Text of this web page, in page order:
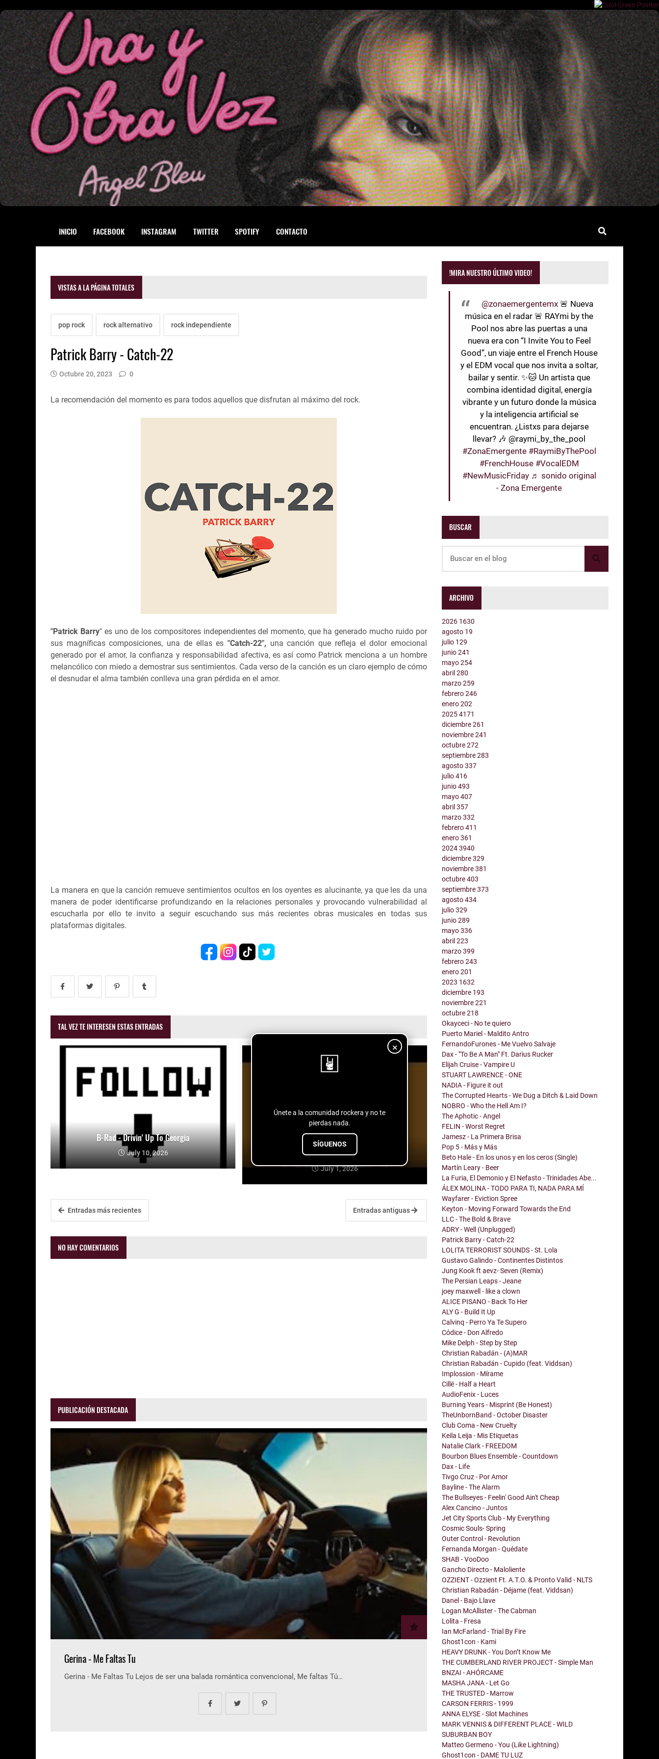
INICIO FACEBOOK INSTAGRAM TWITTER SPOTIFY CONTACTO
×
Únete a la comunidad rockera y no te
pierdas nada.
SÍGUENOS
VISTAS A LA PÁGINA TOTALES
pop rock rock alternativo rock independiente
Patrick Barry - Catch-22
Octubre 20, 2023 0
La recomendación del momento es para todos aquellos que disfrutan al máximo del rock.
"Patrick Barry" es uno de los compositores independientes del momento, que ha generado mucho ruido por
sus magníficas composiciones, una de ellas es "Catch-22", una canción que refleja el dolor emocional
generado por el amor, la confianza y responsabilidad afectiva, es así como Patrick menciona a un hombre
melancólico con miedo a demostrar sus sentimientos. Cada verso de la canción es un claro ejemplo de cómo
el desnudar el alma también conlleva una gran pérdida en el amor.
La manera en que la canción remueve sentimientos ocultos en los oyentes es alucinante, ya que les da una
manera de poder identificarse profundizando en la relaciones personales y provocando vulnerabilidad al
escucharla por ello te invito a seguir escuchando sus más recientes obras musicales en todas sus
plataformas digitales.
TAL VEZ TE INTERESEN ESTAS ENTRADAS
B-Rad - Drivin' Up To Georgia
July 10, 2026 ReeToxA - Bottle
July 1, 2026
Entradas más recientes Entradas antiguas
NO HAY COMENTARIOS
PUBLICACIÓN DESTACADA
Gerina - Me Faltas Tu
Gerina - Me Faltas Tu Lejos de ser una balada romántica convencional, Me faltas Tú…
!MIRA NUESTRO ÚLTIMO VIDEO!
@zonaemergentemx 🚨 Nueva
música en el radar 🚨 RAYmi by the
Pool nos abre las puertas a una
nueva era con “I Invite You to Feel
Good”, un viaje entre el French House
y el EDM vocal que nos invita a soltar,
bailar y sentir. ✨🐱 Un artista que
combina identidad digital, energía
vibrante y un futuro donde la música
y la inteligencia artificial se
encuentran. ¿Listxs para dejarse
llevar? 🎶 @raymi_by_the_pool
#ZonaEmergente #RaymiByThePool
#FrenchHouse #VocalEDM
#NewMusicFriday ♬ sonido original
- Zona Emergente
BUSCAR
ARCHIVO
2026 1630
agosto 19
julio 129
junio241
mayo254
abril280
marzo259
febrero246
enero202
20254171
diciembre261
noviembre241
octubre272
septiembre283
agosto337
julio416
junio493
mayo407
abril357
marzo332
febrero411
enero361
20243940
diciembre329
noviembre381
octubre403
septiembre373
agosto434
julio329
junio289
mayo336
abril223
marzo399
febrero243
enero201
2023 1632
diciembre 193
noviembre221
octubre218
Okayceci - No te quiero
Puerto Mariel - Maldito Antro
FernandoFurones - Me Vuelvo Salvaje
Dax - "To Be A Man" Ft. Darius Rucker
Elijah Cruise - Vampire U
STUART LAWRENCE - ONE
NADIA - Figure it out
The Corrupted Hearts - We Dug a Ditch & Laid Down
NOBRO - Who the Hell Am I?
The Aphotic - Angel
FELIN - Worst Regret
Jamesz - La Primera Brisa
Pop 5 - Más y Más
Beto Hale - En los unos y en los ceros (Single)
Martín Leary - Beer
La Furia, El Demonio y El Nefasto - Trinidades Abe...
ÁLEX MOLINA - TODO PARA TI, NADA PARA MÍ
Wayfarer - Eviction Spree
Keyton - Moving Forward Towards the End
LLC - The Bold & Brave
ADRY - Well (Unplugged)
Patrick Barry - Catch-22
LOLITA TERRORIST SOUNDS - St. Lola
Gustavo Galindo - Continentes Distintos
Jung Kook ft aevz- Seven (Remix)
The Persian Leaps - Jeane
joey maxwell - like a clown
ALICE PISANO - Back To Her
ALY G - Build It Up
Calvinq - Perro Ya Te Supero
Códice - Don Alfredo
Mike Delph - Step by Step
Christian Rabadán - (A)MAR
Christian Rabadán - Cupido (feat. Viddsan)
Implossion - Mírame
Cillë - Half a Heart
AudioFenix - Luces
Burning Years - Misprint (Be Honest)
TheUnbornBand - October Disaster
Club Coma - New Cruelty
Keila Leija - Mis Etiquetas
Natalie Clark - FREEDOM
Bourbon Blues Ensemble - Countdown
Dax - Life
Tivgo Cruz - Por Amor
Bayline - The Alarm
The Bullseyes - Feelin' Good Ain't Cheap
Alex Cancino - Juntos
Jet City Sports Club - My Everything
Cosmic Souls- Spring
Outer Control - Revolution
Fernanda Morgan - Quédate
SHAB - VooDoo
Gancho Directo - Maloliente
OZZIENT - Ozzient Ft. A.T.O. & Pronto Valid - NLTS
Christian Rabadán - Déjame (feat. Viddsan)
Danel - Bajo Llave
Logan McAllister - The Cabman
Lolita - Fresa
Ian McFarland - Trial By Fire
Ghost1con - Kami
HEAVY DRUNK - You Don’t Know Me
THE CUMBERLAND RIVER PROJECT - Simple Man
BNZAI - AHÓRCAME
MASHA JANA - Let Go
THE TRUSTED - Marrow
CARSON FERRIS - 1999
ANNA ELYSE - Slot Machines
MARK VENNIS & DIFFERENT PLACE - WILD
SUBURBAN BOY
Matteo Germeno - You (Like Lightning)
Ghost1con - DAME TU LUZ